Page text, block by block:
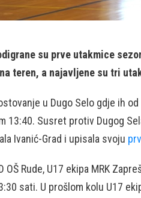
su prve utakmice
teren, a najavljene su tri
u Dugo Selo gdje ih
13:40. Susret protiv Dugog
Ivanić-Grad i upisala svoju
OŠ Rude, U17 ekipa MRK
sati. U prošlom kolu U17